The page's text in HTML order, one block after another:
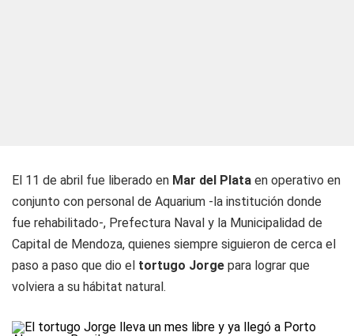
El 11 de abril fue liberado en Mar del Plata en operativo en
conjunto con personal de Aquarium -la institución donde
fue rehabilitado-, Prefectura Naval y la Municipalidad de
Capital de Mendoza, quienes siempre siguieron de cerca el
paso a paso que dio el tortugo Jorge para lograr que
volviera a su hábitat natural.